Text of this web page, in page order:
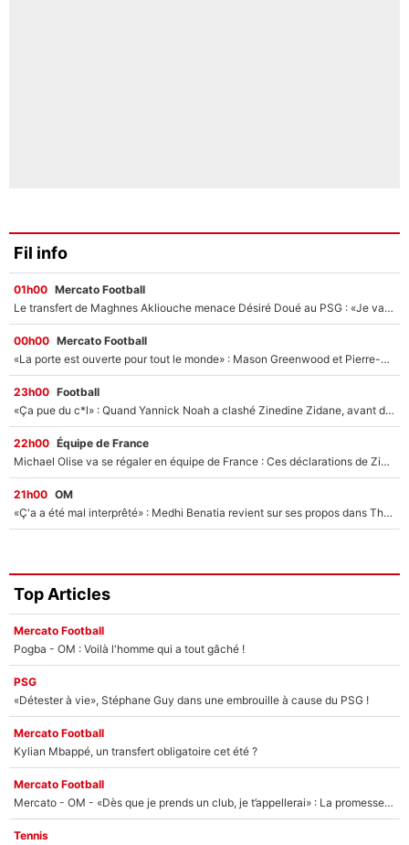
Fil info
01h00 Mercato Football
Le transfert de Maghnes Akliouche menace Désiré Doué au PSG : «Je valide à 200%»
00h00 Mercato Football
«La porte est ouverte pour tout le monde» : Mason Greenwood et Pierre-Emerick Aubameyang ont quitté l'OM, Amine Gouiri balance sur la suite du mercato et sur la réaction du vestiaire !
23h00 Football
«Ça pue du c*l» : Quand Yannick Noah a clashé Zinedine Zidane, avant de se faire recadrer par le nouveau sélectionneur de l'équipe de France !
22h00 Équipe de France
Michael Olise va se régaler en équipe de France : Ces déclarations de Zinedine Zidane qui prouvent qu'il va tout miser sur la star du Bayern Munich !
21h00 OM
«Ç'a a été mal interprêté» : Medhi Benatia revient sur ses propos dans The Bridge et précise ses conditions pour rejoindre le PSG !
Top Articles
Mercato Football
Pogba - OM : Voilà l'homme qui a tout gâché !
PSG
«Détester à vie», Stéphane Guy dans une embrouille à cause du PSG !
Mercato Football
Kylian Mbappé, un transfert obligatoire cet été ?
Mercato Football
Mercato - OM - «Dès que je prends un club, je t’appellerai» : La promesse de Marcelino au moment de claquer la porte
Tennis